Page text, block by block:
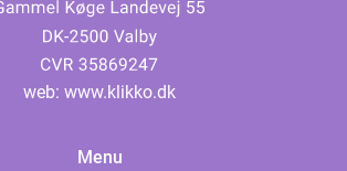
web: www.klikko.dk
Menu